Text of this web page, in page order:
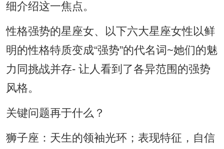
细介绍这一焦点。
性格强势的星座女、以下六大星座女性以鲜
明的性格特质变成“强势”的代名词~她们的魅
力同挑战并存- 让人看到了各异范围的强势
风格。
关键问题再于什么？
狮子座：天生的领袖光环；表现特征，自信